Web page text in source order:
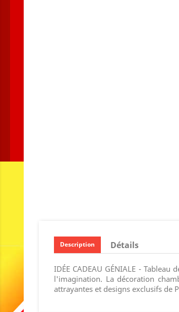
Description Détails
IDÉE CADEAU GÉNIALE -
l'imagination. La décoration
attrayantes et designs exclusifs de